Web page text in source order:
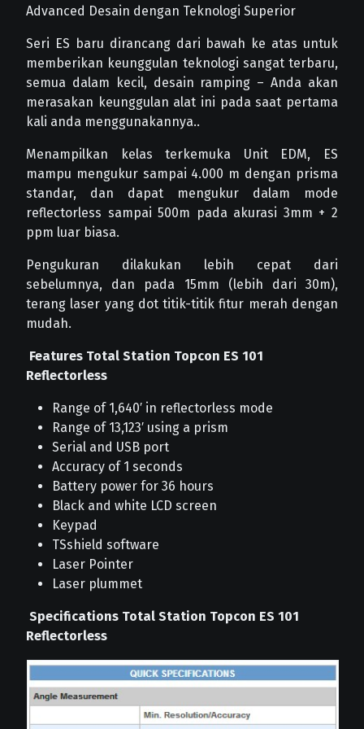
Advanced Desain dengan Teknologi Superior
Seri ES baru dirancang dari bawah ke atas untuk
memberikan keunggulan teknologi sangat terbaru,
semua dalam kecil, desain ramping – Anda akan
merasakan keunggulan alat ini pada saat pertama
kali anda menggunakannya..
Menampilkan kelas terkemuka Unit EDM, ES
mampu mengukur sampai 4.000 m dengan prisma
standar, dan dapat mengukur dalam mode
reflectorless sampai 500m pada akurasi 3mm + 2
ppm luar biasa.
Pengukuran dilakukan lebih cepat dari
sebelumnya, dan pada 15mm (lebih dari 30m),
terang laser yang dot titik-titik fitur merah dengan
mudah.
Features Total Station Topcon ES 101
Reflectorless
Range of 1,640′ in reflectorless mode
Range of 13,123′ using a prism
Serial and USB port
Accuracy of 1 seconds
Battery power for 36 hours
Black and white LCD screen
Keypad
TSshield software
Laser Pointer
Laser plummet
Specifications Total Station Topcon ES 101
Reflectorless